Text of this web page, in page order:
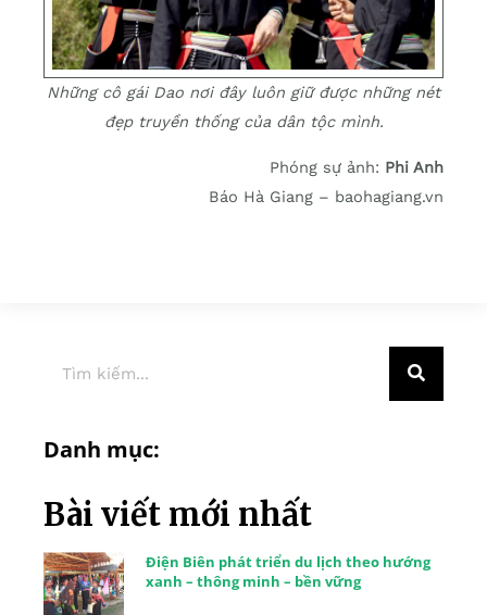
Những cô gái Dao nơi đây luôn giữ được những nét
đẹp truyền thống của dân tộc mình.
Phóng sự ảnh: Phi Anh
Báo Hà Giang – baohagiang.vn
Danh mục:
Bài viết mới nhất
Điện Biên phát triển du lịch theo hướng
xanh – thông minh – bền vững